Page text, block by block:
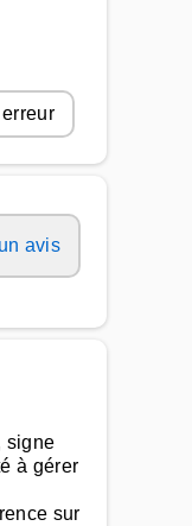
avis
signe
à gérer
sur